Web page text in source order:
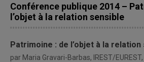
Conférence publique 2014 –
l’objet à la relation sensible
Patrimoine : de l’objet à la relation
par Maria Gravari-Barbas, IREST/